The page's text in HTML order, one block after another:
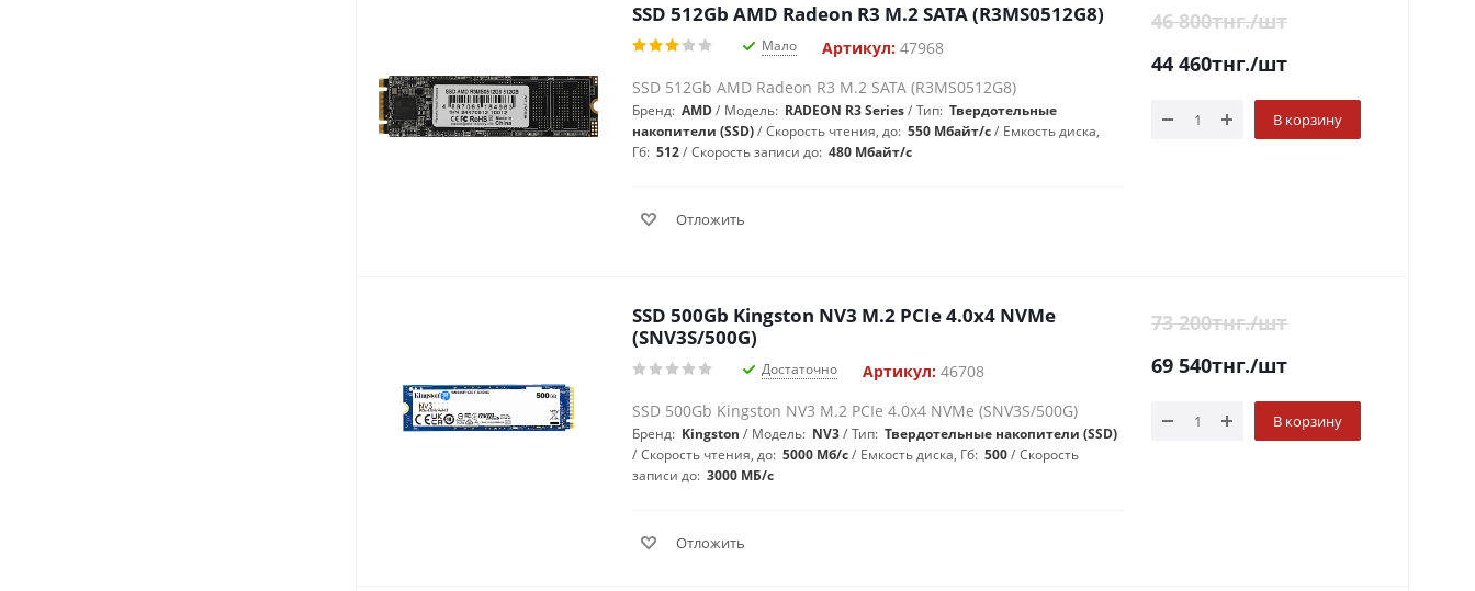
SSD 512Gb AMD Radeon R3 M.2 SATA (R3MS0512G8)
Мало Артикул: 47968
SSD 512Gb AMD Radeon R3 M.2 SATA (R3MS0512G8)
Бренд: AMD Модель: RADEON R3 Series Тип: Твердотельные
накопители (SSD)
Скорость чтения, до: 550 Мбайт/c
Емкость диска,
Гб: 512 Скорость записи до: 480 Мбайт/с
Отложить
46 800тнг./шт
44 460тнг./шт
В корзину
SSD 500Gb Kingston NV3 M.2 PCIe 4.0x4 NVMe
(SNV3S/500G)
Достаточно Артикул: 46708
SSD 500Gb Kingston NV3 M.2 PCIe 4.0x4 NVMe (SNV3S/500G)
Бренд: Kingston Модель: NV3 Тип: Твердотельные накопители (SSD)
Скорость чтения, до: 5000 Мб/с Емкость диска, Гб: 500
Скорость
записи до: 3000 МБ/с
Отложить
73 200тнг./шт
69 540тнг./шт
В корзину